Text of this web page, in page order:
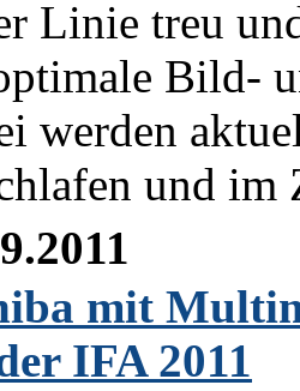
Linie treu
Bild-
werden
und im
mit
IFA 2011